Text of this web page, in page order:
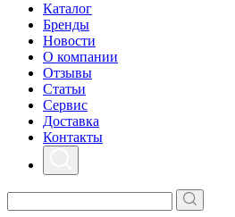
Каталог
Бренды
Новости
О компании
Отзывы
Статьи
Сервис
Доставка
Контакты